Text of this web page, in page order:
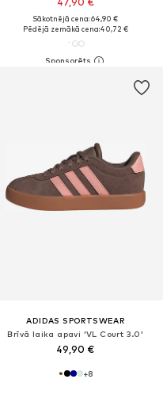
Sākotnējā cena: 64,90 €
Pēdējā zemākā cena:40,72 €
ADIDAS SPORTSWEAR
Brīvā laika apavi 'VL Court 3.0'
49,90 €
+8